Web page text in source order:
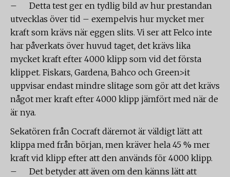
– Detta test ger en tydlig bild av hur prestandan
utvecklas över tid – exempelvis hur mycket mer
kraft som krävs när eggen slits. Vi ser att Felco inte
har påverkats över huvud taget, det krävs lika
mycket kraft efter 4000 klipp som vid det första
klippet. Fiskars, Gardena, Bahco och Green>it
uppvisar endast mindre slitage som gör att det krävs
något mer kraft efter 4000 klipp jämfört med när de
är nya.
Sekatören från Cocraft däremot är väldigt lätt att
klippa med från början, men kräver hela 45 % mer
kraft vid klipp efter att den används för 4000 klipp.
– Det betyder att även om den känns lätt att